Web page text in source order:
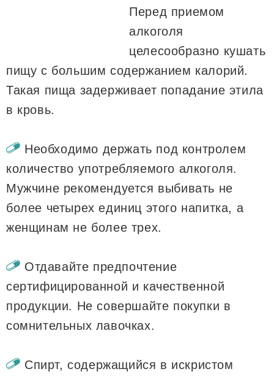
Перед приемом
алкоголя
целесообразно кушать
пищу с большим содержанием калорий.
Такая пища задерживает попадание этила
в кровь.
Необходимо держать под контролем
количество употребляемого алкоголя.
Мужчине рекомендуется выбивать не
более четырех единиц этого напитка, а
женщинам не более трех.
Отдавайте предпочтение
сертифицированной и качественной
продукции. Не совершайте покупки в
сомнительных лавочках.
Спирт, содержащийся в искристом